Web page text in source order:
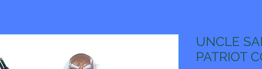
UNCLE
PATRIOT